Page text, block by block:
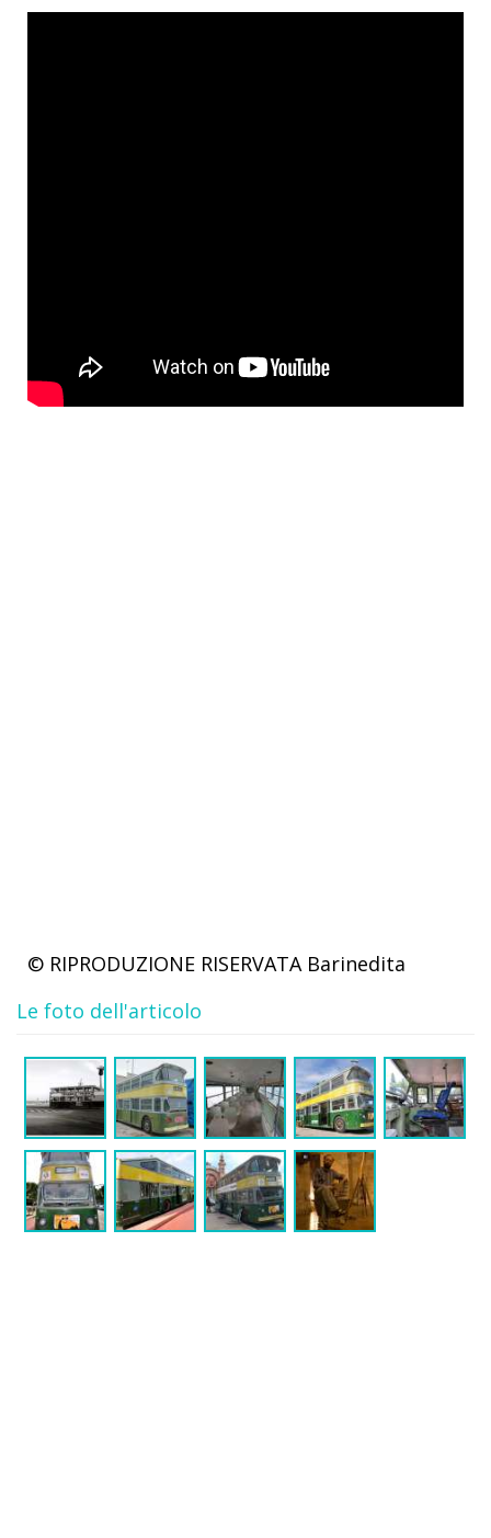
© RIPRODUZIONE RISERVATA Barinedita
Le foto dell'articolo